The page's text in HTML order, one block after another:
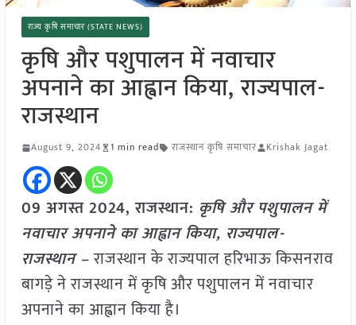
राज्य कृषि समाचार (STATE NEWS)
कृषि और पशुपालन में नवाचार
अपनाने का आह्वान किया, राज्यपाल-
राजस्थान
August 9, 2024 1 min read राजस्थान कृषि समाचार Krishak Jagat
09 अगस्त 2024, राजस्थान: कृषि और पशुपालन में
नवाचार अपनाने का आह्वान किया, राज्यपाल-
राजस्थान –राजस्थान के राज्यपाल हरिभाऊ किसनराव
बागड़े ने राजस्थान में कृषि और पशुपालन में नवाचार
अपनाने का आह्वान किया है।